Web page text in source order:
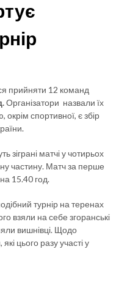
прийняти 12 команд
Організатори назвали їх
спортивної, є збір
зіграні матчі у чотирьох
частину. Матч за перше
15.40 год.
турнір на теренах
взяли на себе згоранські
вишнівці. Щодо
цього разу участі у